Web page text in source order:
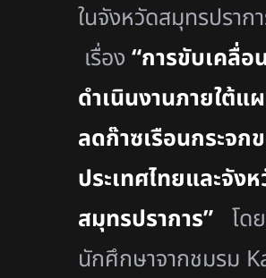
ในจังหวัดสมุทรปราก
เรื่อง “การขับเคลื่อ
ดำเนินงานภายใต้แ
ลดก๊าซเรือนกระจก
ประเทศไทยและจัง
สมุทรปราการ” โด
นักศึกษาจากชมรม